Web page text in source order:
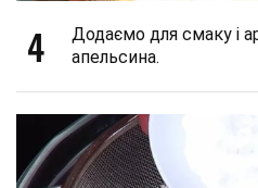
4
Додаємо для смаку і
апельсина.